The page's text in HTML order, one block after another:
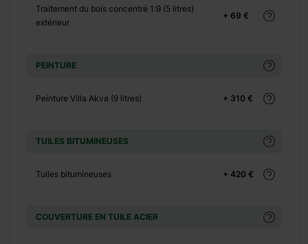
+ 69 €
Traitement du bois concentré 1:9 (5 litres)
extérieur
PEINTURE
+ 310 €
Peinture Villa Akva (9 litres)
TUILES BITUMINEUSES
+ 420 €
Tuiles bitumineuses
COUVERTURE EN TUILE ACIER
+ 390 €
+ 0 €